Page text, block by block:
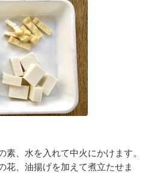
素、水を入れて中火にかけます。
花、油揚げを加えて煮立たせま